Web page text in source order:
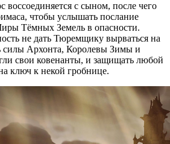
воссоединяется с сыном, после чего
чтобы услышать послание
Тёмных Земель в опасности.
не дать Тюремщику вырваться на
силы Архонта, Королевы Зимы и
свои ковенанты, и защищать любой
ключ к некой гробнице.